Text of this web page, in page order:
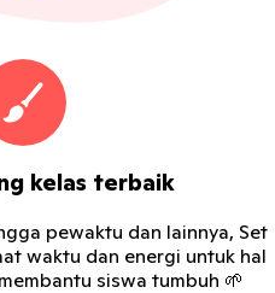
kelas terbaik
pewaktu dan lainnya, Set
waktu dan energi untuk hal
siswa tumbuh 🌱